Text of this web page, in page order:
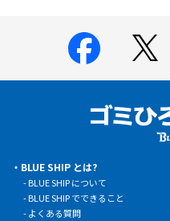
BLUE SHIP とは?
BLUE SHIP について
BLUE SHIP でできること
よくある質問